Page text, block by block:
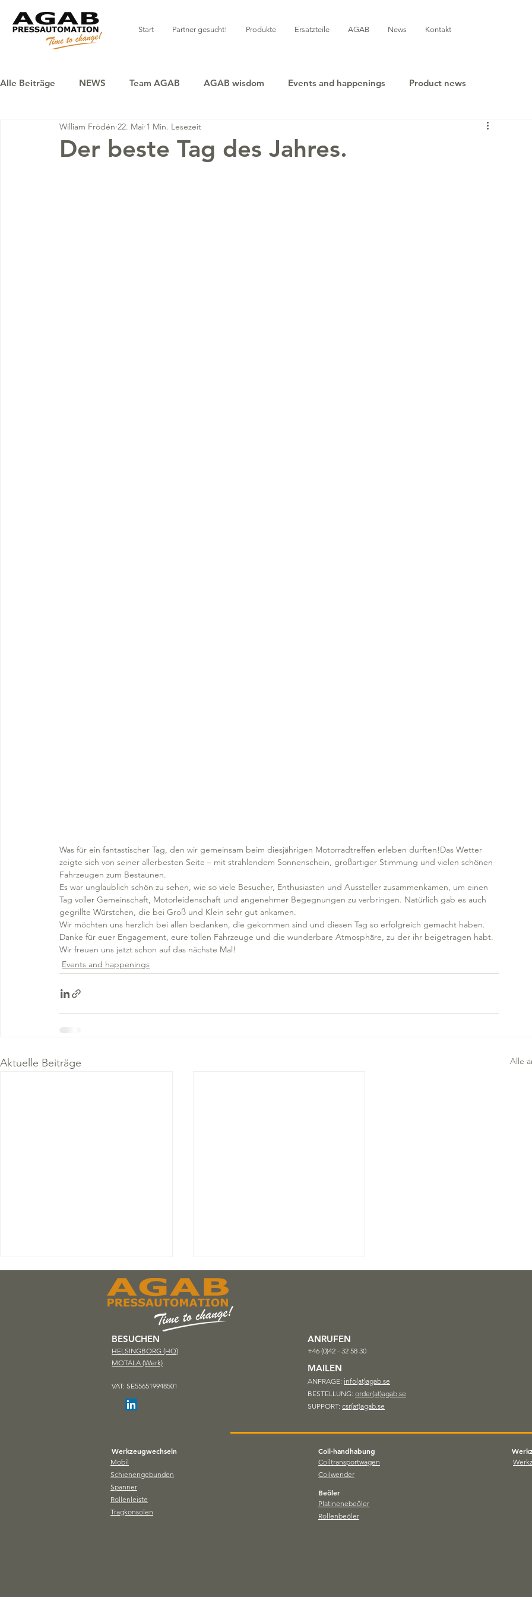
Start Partner gesucht! Produkte Ersatzteile AGAB News Kontakt
Alle Beiträge NEWS Team AGAB AGAB wisdom Events and happenings Product news
Der beste Tag des Jahres.
William Frödén 22. Mai 1 Min. Lesezeit
Was für ein fantastischer Tag, den wir gemeinsam beim diesjährigen Motorradtreffen erleben durften!Das Wetter
zeigte sich von seiner allerbesten Seite – mit strahlendem Sonnenschein, großartiger Stimmung und vielen schönen
Fahrzeugen zum Bestaunen.
Es war unglaublich schön zu sehen, wie so viele Besucher, Enthusiasten und Aussteller zusammenkamen, um einen
Tag voller Gemeinschaft, Motorleidenschaft und angenehmer Begegnungen zu verbringen. Natürlich gab es auch
gegrillte Würstchen, die bei Groß und Klein sehr gut ankamen.
Wir möchten uns herzlich bei allen bedanken, die gekommen sind und diesen Tag so erfolgreich gemacht haben.
Danke für euer Engagement, eure tollen Fahrzeuge und die wunderbare Atmosphäre, zu der ihr beigetragen habt.
Wir freuen uns jetzt schon auf das nächste Mal!
Events and happenings
Aktuelle Beiträge Alle
jähriges Jubiläum mit uns
30 Jahre im Dienst der
BESUCHEN
HELSINGBORG (HQ)
MOTALA (Werk)
VAT: SE556519948501
ANRUFEN
+46 (0)42 - 32 58 30
MAILEN
ANFRAGE: info(at)agab.se
BESTELLUNG: order(at)agab.se
SUPPORT: csr(at)agab.se
Werkzeugwechseln
Mobil
Schienengebunden
Spanner
Rollenleiste
Tragkonsolen
Coil-handhabung
Coiltransportwagen
Coilwender
Beöler
Platinenebeöler
Rollenbeöler